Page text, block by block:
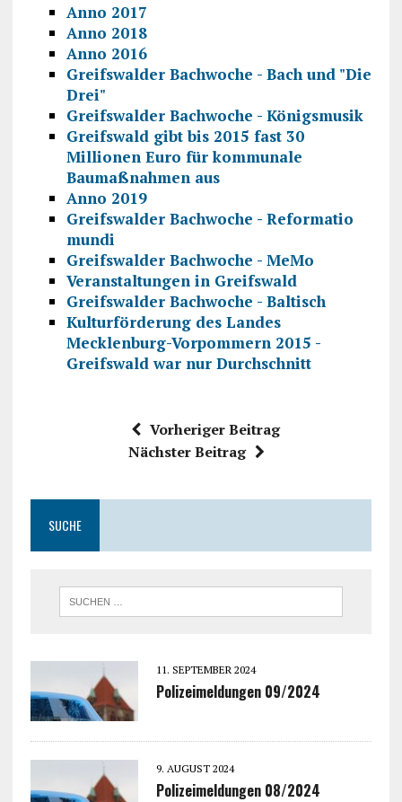
Anno 2017
Anno 2018
Anno 2016
Greifswalder Bachwoche - Bach und "Die
Drei"
Greifswalder Bachwoche - Königsmusik
Greifswald gibt bis 2015 fast 30
Millionen Euro für kommunale
Baumaßnahmen aus
Anno 2019
Greifswalder Bachwoche - Reformatio
mundi
Greifswalder Bachwoche - MeMo
Veranstaltungen in Greifswald
Greifswalder Bachwoche - Baltisch
Kulturförderung des Landes
Mecklenburg-Vorpommern 2015 -
Greifswald war nur Durchschnitt
Vorheriger Beitrag
Nächster Beitrag
SUCHE
11. SEPTEMBER 2024
Polizeimeldungen 09/2024
9. AUGUST 2024
Polizeimeldungen 08/2024